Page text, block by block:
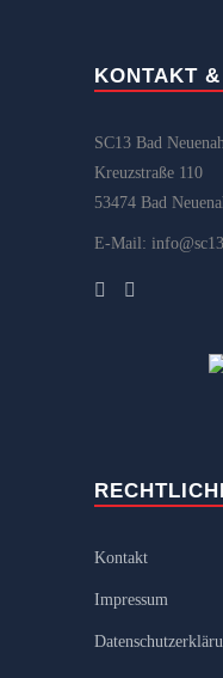
KONTAKT
SC13 Bad
Kreuzstraße 110
53474 Bad
E-Mail:
Kontakt
Impressum